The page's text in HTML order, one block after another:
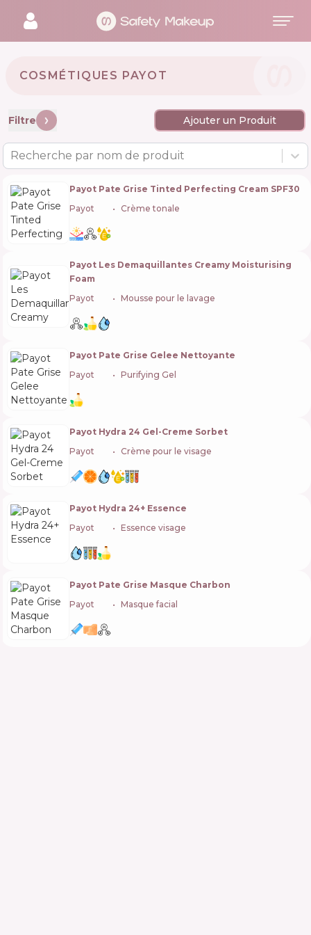
COSMÉTIQUES PAYOT 🇫🇷
Filtre Ajouter un Produit
Recherche par nom de produit
Payot Pate Grise Tinted Perfecting Cream SPF30
Payot
Crème tonale
Payot Les Demaquillantes Creamy Moisturising
Foam
Payot
Mousse pour le lavage
Payot Pate Grise Gelee Nettoyante
Payot
Purifying Gel
Payot Hydra 24 Gel-Creme Sorbet
Payot
Crème pour le visage
Payot Hydra 24+ Essence
Payot
Essence visage
Payot Pate Grise Masque Charbon
Payot
Masque facial